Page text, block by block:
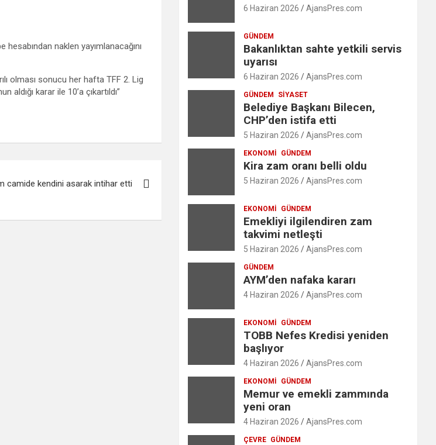
naklen yayımlanacağını
olması sonucu her hafta TFF 2. Lig
karar ile 10’a çıkartıldı”
camide kendini asarak intihar etti
6 Haziran 2026 AjansPres.com
GÜNDEM
Bakanlıktan sahte yetkili servis
uyarısı
6 Haziran 2026 AjansPres.com
GÜNDEM SIYASET
Belediye Başkanı Bilecen,
CHP’den istifa etti
5 Haziran 2026 AjansPres.com
EKONOMI GÜNDEM
Kira zam oranı belli oldu
5 Haziran 2026 AjansPres.com
EKONOMI GÜNDEM
Emekliyi ilgilendiren zam
takvimi netleşti
5 Haziran 2026 AjansPres.com
GÜNDEM
AYM’den nafaka kararı
4 Haziran 2026 AjansPres.com
EKONOMI GÜNDEM
TOBB Nefes Kredisi yeniden
başlıyor
4 Haziran 2026 AjansPres.com
EKONOMI GÜNDEM
Memur ve emekli zammında
yeni oran
4 Haziran 2026 AjansPres.com
ÇEVRE GÜNDEM